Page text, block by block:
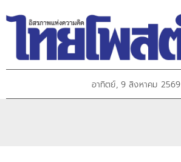
อาทิตย์, 9 สิงหาคม 2569